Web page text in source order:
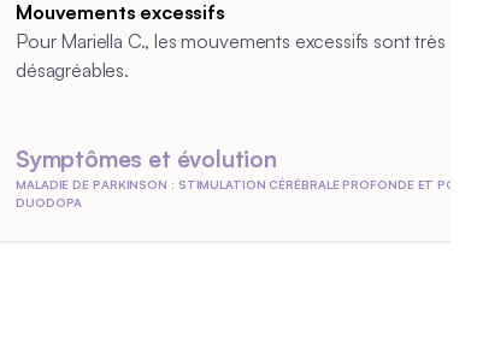
Mouvements excessifs
Pour Mariella C., les mouvements excessifs sont très
désagréables.
Symptômes et évolution
MALADIE DE PARKINSON : STIMULATION CÉRÉBRALE PROFONDE ET
DUODOPA